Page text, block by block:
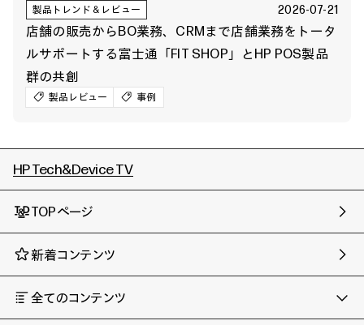
製品トレンド＆レビュー 2026-07-21
店舗の販売からBO業務、CRMまで店舗業務をトータ
ルサポートする富士通「FIT SHOP」とHP POS製品
群の共創
製品レビュー 事例
HP Tech&Device TV
TOPページ
新着コンテンツ
全てのコンテンツ